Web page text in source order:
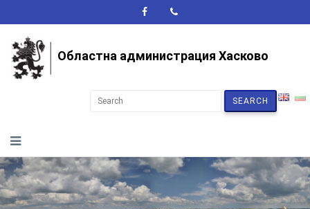
Областна администрация Хасково
SEARCH